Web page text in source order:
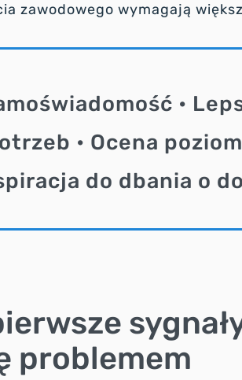
zawodowego wymagają
•
• Ocena
do dbania o
problemem